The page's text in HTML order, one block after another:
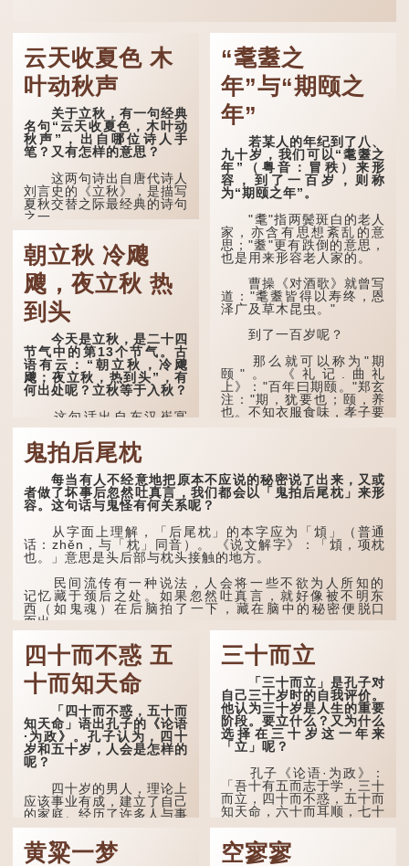
云天收夏色 木
叶动秋声
关于立秋，有一句经典
名句“云天收夏色，木叶动
秋声”，出自哪位诗人手
笔？又有怎样的意思？
这两句诗出自唐代诗人
刘言史的《立秋》，是描写
夏秋交替之际最经典的诗句
之一。
《立秋》全诗如下：
兹晨戒流火，商飙早已
惊。 云天收夏色，木
叶动秋声。
诗的前两句写的是：这
一天早安，天上的“流
火”（指大火星，象征暑
气）开始消退，凉爽的秋风
（商飙，即西风）已经悄然
吹起。后两句，便是全诗的
灵魂...
朝立秋 冷飕
飕，夜立秋 热
到头
今天是立秋，是二十四
节气中的第13个节气。古
语有云：“朝立秋，冷飕
飕；夜立秋，热到头”，有
何出处呢？立秋等于入秋？
这句话出自东汉崔寔
《四民月令》：“朝立秋，
冷飕飕；夜立秋，热到
头”。到了清代，顾禄在
《清嘉录》里记录苏州风俗
时，也引用了这句谚语。不
过当地百姓的口头说法
是“朝立秋，渹飕飕；夜立
有不同，但意思完全一致。
那么，这句话到底准不
朴素观察：如果立秋的精
确...
“耄耋之
年”与“期颐之
年”
若某人的年纪到了八、
九十岁，我们可以“耄耋之
年”（粤音：冒秩）来形
容，到了一百岁，则称
为“期颐之年”。
"耄"指两鬓斑白的老人
家，亦含有思想紊乱的意
思；"耋"更有跌倒的意思，
也是用来形容老人家的。
曹操《对酒歌》就曾写
道："耄耋皆得以寿终，恩
泽广及草木昆虫。"
到了一百岁呢？
那么就可以称为"期
颐"。 《礼记.曲礼
上》："百年曰期颐。"郑玄
注："期，犹要也；颐，养
也。不知衣服食味，孝子要
鬼拍后尾枕
每当有人不经意地把原本不应说的秘密说了出来，又或
者做了坏事后忽然吐真言，我们都会以「鬼拍后尾枕」来形
容。这句话与鬼怪有何关系呢？
从字面上理解，「后尾枕」的本字应为「䪴」（普通
话：zhěn，与「枕」同音）。 《说文解字》：「䪴，项枕
也。」意思是头后部与枕头接触的地方。
民间流传有一种说法，人会将一些不欲为人所知的
记忆藏于颈后之处。如果忽然吐真言，就好像被不明东
西（如鬼魂）在后脑拍了一下，藏在脑中的秘密便脱口
而出。
因此...
四十而不惑 五
十而知天命
「四十而不惑，五十而
知天命」语出孔子的《论语
·为政》。孔子认为，四十
岁和五十岁，人会是怎样的
呢？
四十岁的男人，理论上
应该事业有成，建立了自己
的家庭。经历了许多人与事
之后，对事物有了自己的判
断能力，不会轻易为表象所
迷惑。
三十而立
「三十而立」是孔子对
自己三十岁时的自我评价。
他认为三十岁是人生的重要
阶段。要立什么？又为什么
选择在三十岁这一年来
「立」呢？
孔子《论语·为政》：
「吾十有五而志于学，三十
而立，四十而不惑，五十而
知天命，六十而耳顺，七十
在古代，男子一般于二
十岁进行冠礼，冠礼完成后
黄粱一梦 空寥寥